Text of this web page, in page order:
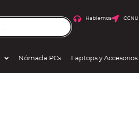
Hablemos
Nómada PCs Laptops y Accesorios